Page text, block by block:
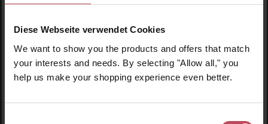
Diese Webseite verwendet Cookies
We want to show you the products and offers that match
your interests and needs. By selecting "Allow all," you
help us make your shopping experience even better.
Natural Deodorant
Deodorant
75 g(19,00 CHF / 100 g)
Natural Deodorant
Deodorant
75 g(19,00 CHF / 100 g)